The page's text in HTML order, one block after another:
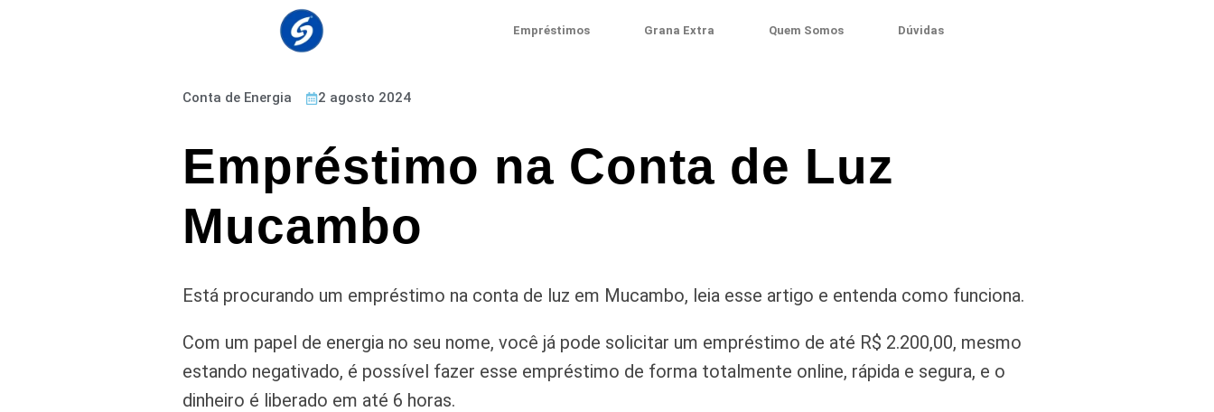
Empréstimos Grana Extra Quem Somos Dúvidas
Conta de Energia 2 agosto 2024
Empréstimo na Conta de Luz
Mucambo
Está procurando um empréstimo na conta de luz em Mucambo, leia esse artigo e entenda como funciona.
Com um papel de energia no seu nome, você já pode solicitar um empréstimo de até R$ 2.200,00, mesmo
estando negativado, é possível fazer esse empréstimo de forma totalmente online, rápida e segura, e o
dinheiro é liberado em até 6 horas.